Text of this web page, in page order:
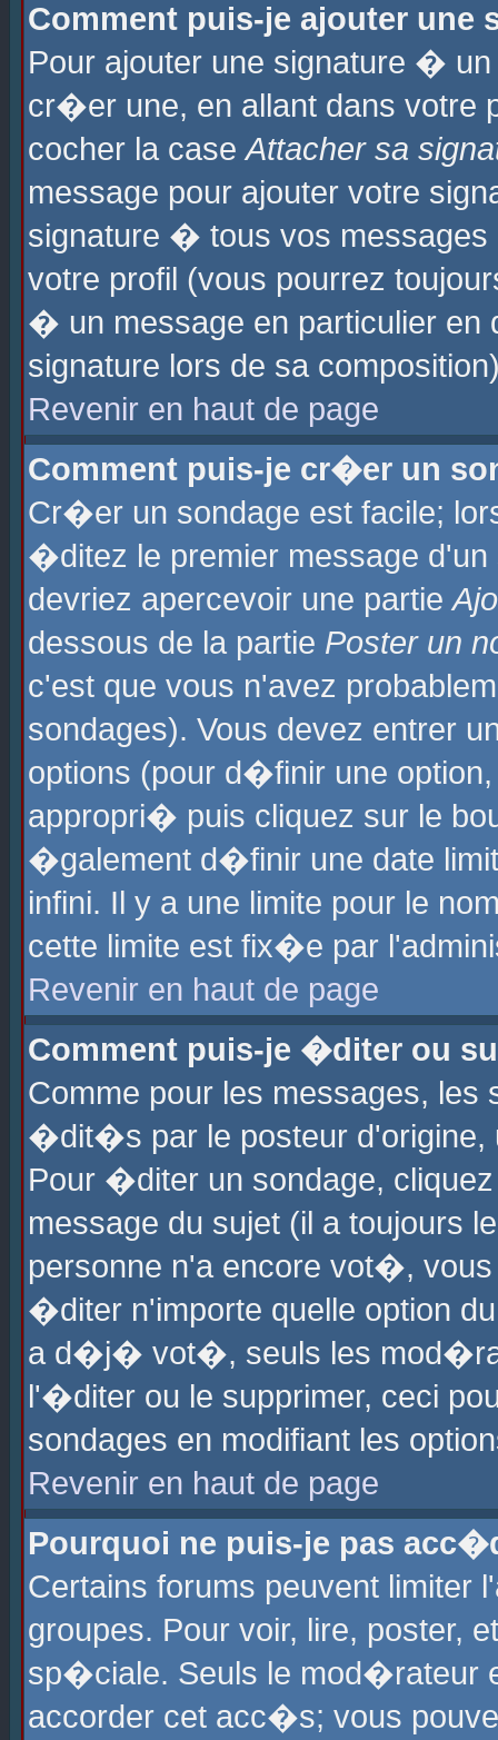
Comment puis-je ajouter une
Pour ajouter une signature �
cr�er une, en allant dans
cocher la caseAttacher sa
message pour ajouter votre
signature � tous vos
votre profil (vous pourrez
� un message en particulier
signature lors de sa
Revenir en haut de page
Comment puis-je cr�er un
Cr�er un sondage est facile;
�ditez le premier message
devriez apercevoir une partie
dessous de la partie Poster un
c'est que vous n'avez
sondages). Vous devez entrer
options (pour d�finir une
appropri� puis cliquez sur le
�galement d�finir une date
infini. Il y a une limite pour le
cette limite est fix�e par
Revenir en haut de page
Comment puis-je �diter ou
Comme pour les messages,
�dit�s par le posteur d'origine,
Pour �diter un sondage,
message du sujet (il a toujours
personne n'a encore vot�,
�diter n'importe quelle option
a d�j� vot�, seuls les
l'�diter ou le supprimer, ceci
sondages en modifiant les
Revenir en haut de page
Pourquoi ne puis-je pas
Certains forums peuvent
groupes. Pour voir, lire, poster,
sp�ciale. Seuls le mod�rateur
accorder cet acc�s; vous